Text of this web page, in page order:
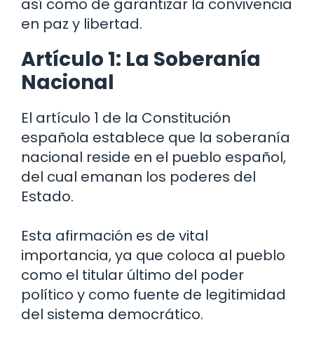
así como de garantizar la convivencia
en paz y libertad.
Artículo 1: La Soberanía
Nacional
El artículo 1 de la Constitución
española establece que la soberanía
nacional reside en el pueblo español,
del cual emanan los poderes del
Estado.
Esta afirmación es de vital
importancia, ya que coloca al pueblo
como el titular último del poder
político y como fuente de legitimidad
del sistema democrático.